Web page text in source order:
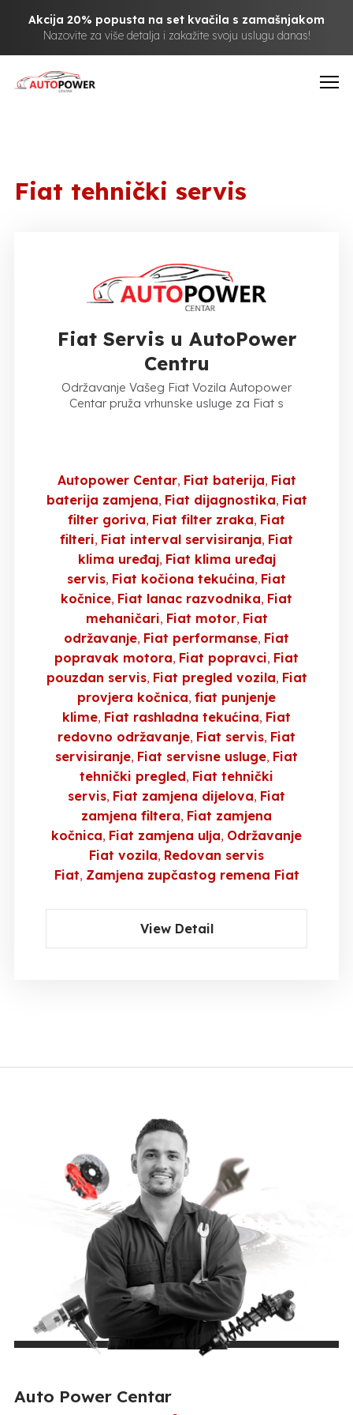
Akcija 20% popusta na set kvačila s zamašnjakom
Nazovite za više detalja i zakažite svoju uslugu danas!
Fiat tehnički servis
Fiat Servis u AutoPower
Centru
Održavanje Vašeg Fiat Vozila Autopower
Centar pruža vrhunske usluge za Fiat s
Autopower Centar Fiat baterija Fiat
baterija zamjena Fiat dijagnostika Fiat
filter goriva Fiat filter zraka Fiat
filteri Fiat interval servisiranja Fiat
klima uređaj Fiat klima uređaj
servis Fiat kočiona tekućina Fiat
kočnice Fiat lanac razvodnika Fiat
mehaničari Fiat motor Fiat
održavanje Fiat performanse Fiat
popravak motora Fiat popravci Fiat
pouzdan servis Fiat pregled vozila Fiat
provjera kočnica fiat punjenje
klime Fiat rashladna tekućina Fiat
redovno održavanje Fiat servis Fiat
servisiranje Fiat servisne usluge Fiat
tehnički pregled Fiat tehnički
servis Fiat zamjena dijelova Fiat
zamjena filtera Fiat zamjena
kočnica Fiat zamjena ulja Održavanje
Fiat vozila Redovan servis
Fiat Zamjena zupčastog remena Fiat
View Detail
Auto Power Centar